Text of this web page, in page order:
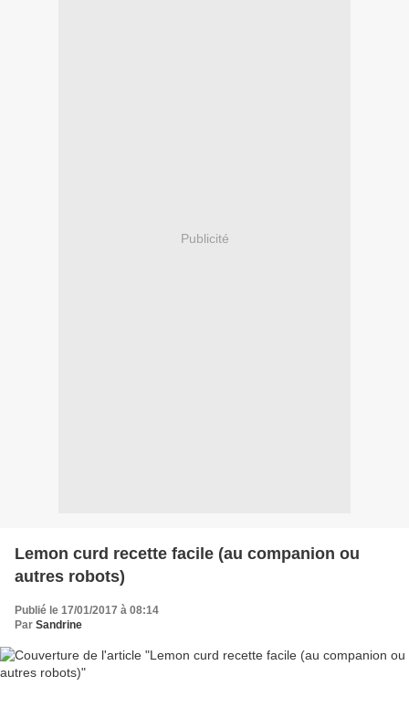
Publicité
Lemon curd recette facile (au companion ou
autres robots)
Publié le 17/01/2017 à 08:14
Par Sandrine